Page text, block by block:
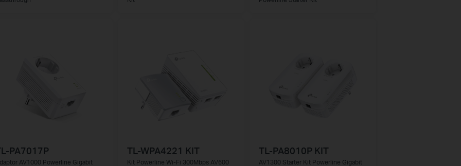
PA7017P
AV1000 Powerline Gigabit
TL-WPA4221 KIT
Kit Powerline Wi-Fi 300Mbps AV600
TL-PA8010P KIT
AV1300 Starter Kit Powerline Gigabit